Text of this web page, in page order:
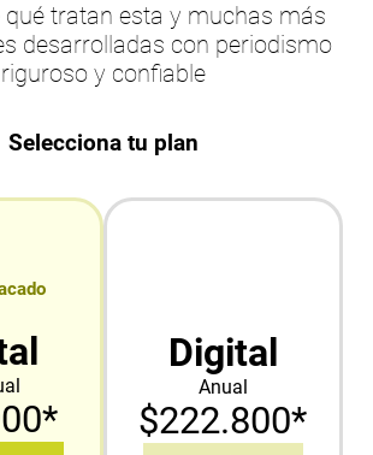
qué tratan esta y muchas más
desarrolladas con periodismo
riguroso y confiable
Selecciona tu plan
Digital
Anual
$222.800*